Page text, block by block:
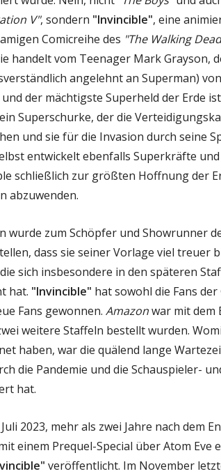
V", sondern "Invincible", eine
Comicreihe des "The Walking
handelt vom Teenager Mark Grayson,
angelehnt an Superman)
der mächtigste Superheld der Erde
Superschurke, der die
und sie für die Invasion durch seine
entwickelt ebenfalls Superkräfte
schließlich zur größten Hoffnung der
abzuwenden.
wurde zum Schöpfer und Showrunner
dass sie seiner Vorlage viel treuer
sich insbesondere in den späteren
hat. "Invincible" hat sowohl die Fans
Fans gewonnen. Amazonwar mit dem
weitere Staffeln bestellt wurden.
haben, war die quälend lange
die Pandemie und die Schauspieler-
hat.
2023, mehr als zwei Jahre nach dem
einem Prequel-Special über Atom Eve
veröffentlicht. Im November